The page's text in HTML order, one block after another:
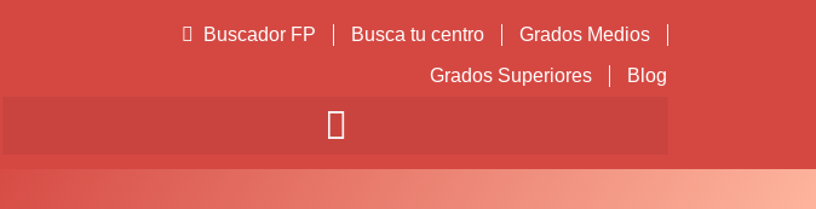
Buscador FP Busca tu centro
Grados Medios
Grados Superiores
Blog